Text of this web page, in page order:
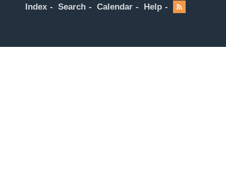
Index Search Calendar Help